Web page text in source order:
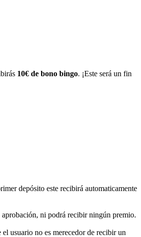
10€ de bono bingo. ¡Este será un fin
depósito este recibirá automaticamente
aprobación, ni podrá recibir ningún premio.
usuario no es merecedor de recibir un